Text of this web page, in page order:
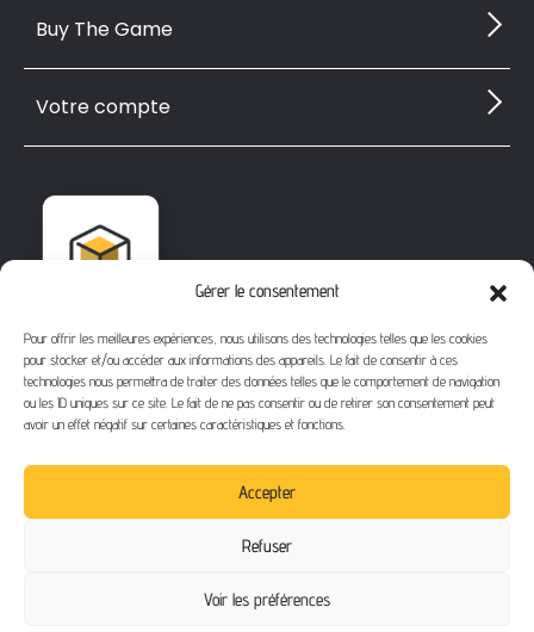
Gérer le consentement
Pour offrir les meilleures expériences, nous utilisons des technologies telles que les cookies
pour stocker et/ou accéder aux informations des appareils. Le fait de consentir à ces
technologies nous permettra de traiter des données telles que le comportement de navigation
ou les ID uniques sur ce site. Le fait de ne pas consentir ou de retirer son consentement peut
avoir un effet négatif sur certaines caractéristiques et fonctions.
Accepter
Refuser
Voir les préférences
1112 Bd Fernand Darchicourt
62110 Hénin-Beaumont
Téléphone: 03 21 67 24 31
Buy The Game
Votre compte